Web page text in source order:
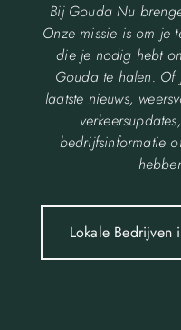
Bij Gouda Nu
Onze missie is om je
die je nodig hebt
Gouda te halen.
laatste nieuws,
bedrijfsinformatie
Lokale Bedrijven